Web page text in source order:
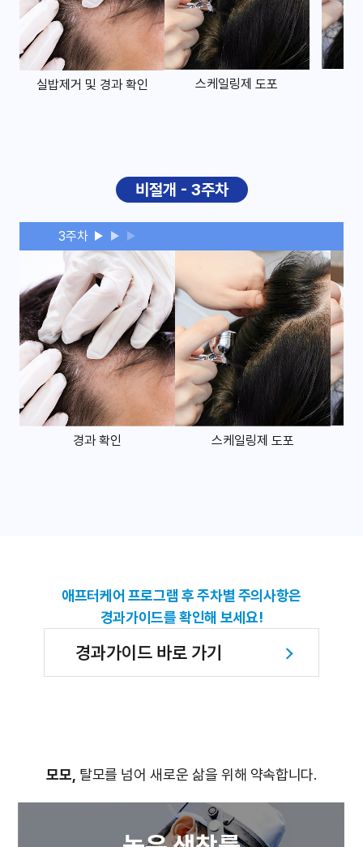
실밥제거 및 경과 확인 스케일링제 도포
비절개 - 3주차
3주차
경과 확인 스케일링제 도포
애프터케어 프로그램 후 주차별 주의사항은
경과가이드를 확인해 보세요!
경과가이드 바로 가기
모모, 탈모를 넘어 새로운 삶을 위해 약속합니다.